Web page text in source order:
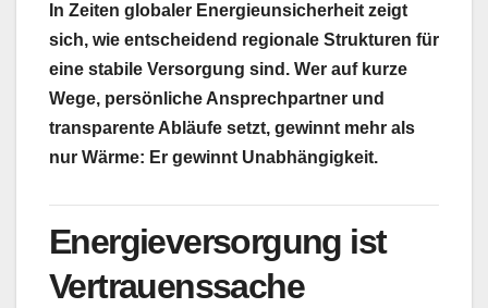
In Zeiten globaler Energieunsicherheit zeigt
sich, wie entscheidend regionale Strukturen für
eine stabile Versorgung sind. Wer auf kurze
Wege, persönliche Ansprechpartner und
transparente Abläufe setzt, gewinnt mehr als
nur Wärme: Er gewinnt Unabhängigkeit.
Energieversorgung ist
Vertrauenssache